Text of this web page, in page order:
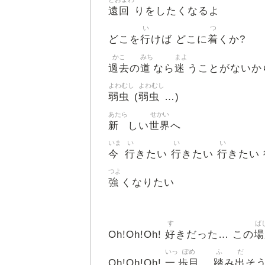
遠回 りをしたくなるよ
どこを行
い
けば どこに着
つ
くか?
過去
かこ
の道
みち
なら迷
まよ
うことがないか
弱虫
よわむし
(弱虫
よわむし
…)
新
あたら
しい世界
せかい
へ
今
いま
行
い
きたい 行
い
きたい 行
い
きたい
強
つよ
くなりたい
Oh!Oh!Oh! 好
す
きだった… この
ば
いっ ぽめ ふ だ